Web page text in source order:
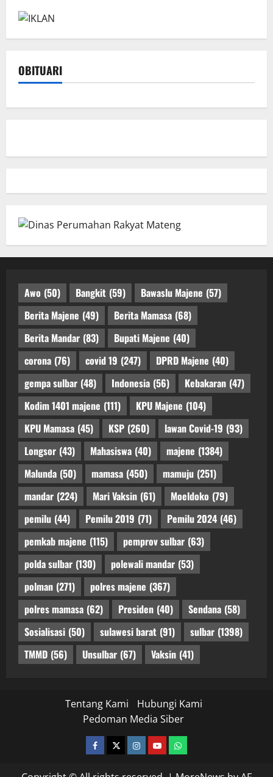
OBITUARI
Awo (50) Bangkit (59) Bawaslu Majene (57)
Berita Majene (49) Berita Mamasa (68)
Berita Mandar (83) Bupati Majene (40)
corona (76) covid 19 (247) DPRD Majene (40)
gempa sulbar (48) Indonesia (56) Kebakaran (47)
Kodim 1401 majene (111) KPU Majene (104)
KPU Mamasa (45) KSP (260) lawan Covid-19 (93)
Longsor (43) Mahasiswa (40) majene (1384)
Malunda (50) mamasa (450) mamuju (251)
mandar (224) Mari Vaksin (61) Moeldoko (79)
pemilu (44) Pemilu 2019 (71) Pemilu 2024 (46)
pemkab majene (115) pemprov sulbar (63)
polda sulbar (130) polewali mandar (53)
polman (271) polres majene (367)
polres mamasa (62) Presiden (40) Sendana (58)
Sosialisasi (50) sulawesi barat (91) sulbar (1398)
TMMD (56) Unsulbar (67) Vaksin (41)
Tentang Kami
Hubungi Kami
Pedoman Media Siber
facebooktwitterinstagram.com
youtubewhatsapp